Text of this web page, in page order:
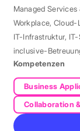
Managed Services
Workplace, Cloud-
IT-Infrastruktur,
inclusive-
Kompetenzen
Business
Collaboration